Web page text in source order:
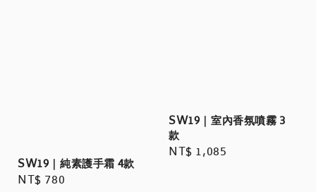
SW19｜純素護手霜 4款
Regular
NT$ 780
SW19｜室內香氛噴霧 3
款
Regular
NT$ 1,085